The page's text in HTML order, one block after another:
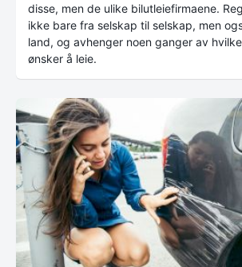
disse, men de ulike bilutleiefirmaene.
ikke bare fra selskap til selskap, men
land, og avhenger noen ganger av
ønsker å leie.